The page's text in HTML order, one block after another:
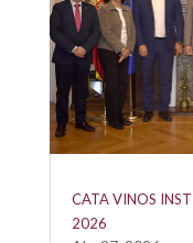
CATA VINOS
2026